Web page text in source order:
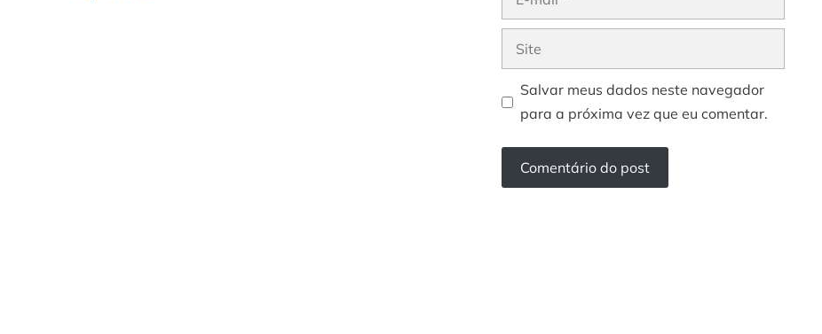
Site
Salvar meus dados neste navegador
para a próxima vez que eu comentar.